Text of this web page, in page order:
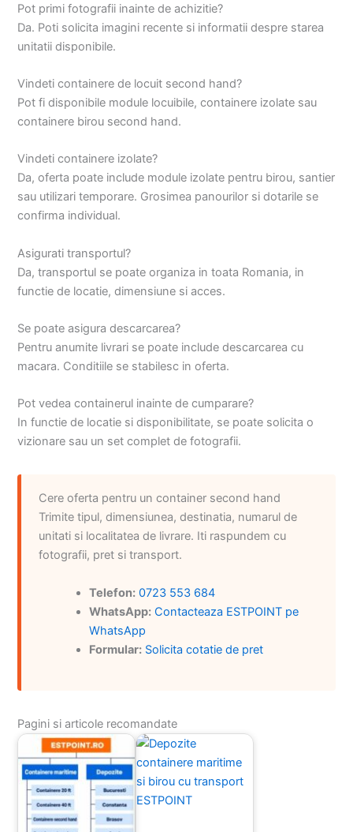
Pot primi fotografii inainte de achizitie?
Da. Poti solicita imagini recente si informatii despre starea
unitatii disponibile.
Vindeti containere de locuit second hand?
Pot fi disponibile module locuibile, containere izolate sau
containere birou second hand.
Vindeti containere izolate?
Da, oferta poate include module izolate pentru birou, santier
sau utilizari temporare. Grosimea panourilor si dotarile se
confirma individual.
Asigurati transportul?
Da, transportul se poate organiza in toata Romania, in
functie de locatie, dimensiune si acces.
Se poate asigura descarcarea?
Pentru anumite livrari se poate include descarcarea cu
macara. Conditiile se stabilesc in oferta.
Pot vedea containerul inainte de cumparare?
In functie de locatie si disponibilitate, se poate solicita o
vizionare sau un set complet de fotografii.
Cere oferta pentru un container second hand
Trimite tipul, dimensiunea, destinatia, numarul de
unitati si localitatea de livrare. Iti raspundem cu
fotografii, pret si transport.
Telefon: 0723 553 684
WhatsApp: Contacteaza ESTPOINT pe
WhatsApp
Formular: Solicita cotatie de pret
Pagini si articole recomandate